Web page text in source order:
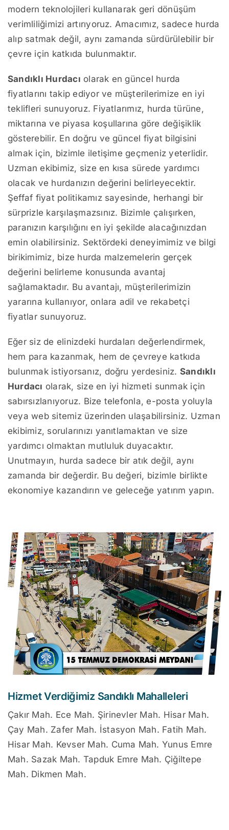
modern teknolojileri kullanarak geri dönüşüm
verimliliğimizi artırıyoruz. Amacımız, sadece hurda
alıp satmak değil, aynı zamanda sürdürülebilir bir
çevre için katkıda bulunmaktır.
Sandıklı Hurdacı olarak en güncel hurda
fiyatlarını takip ediyor ve müşterilerimize en iyi
teklifleri sunuyoruz. Fiyatlarımız, hurda türüne,
miktarına ve piyasa koşullarına göre değişiklik
gösterebilir. En doğru ve güncel fiyat bilgisini
almak için, bizimle iletişime geçmeniz yeterlidir.
Uzman ekibimiz, size en kısa sürede yardımcı
olacak ve hurdanızın değerini belirleyecektir.
Şeffaf fiyat politikamız sayesinde, herhangi bir
sürprizle karşılaşmazsınız. Bizimle çalışırken,
paranızın karşılığını en iyi şekilde alacağınızdan
emin olabilirsiniz. Sektördeki deneyimimiz ve bilgi
birikimimiz, bize hurda malzemelerin gerçek
değerini belirleme konusunda avantaj
sağlamaktadır. Bu avantajı, müşterilerimizin
yararına kullanıyor, onlara adil ve rekabetçi
fiyatlar sunuyoruz.
Eğer siz de elinizdeki hurdaları değerlendirmek,
hem para kazanmak, hem de çevreye katkıda
bulunmak istiyorsanız, doğru yerdesiniz. Sandıklı
Hurdacı olarak, size en iyi hizmeti sunmak için
sabırsızlanıyoruz. Bize telefonla, e-posta yoluyla
veya web sitemiz üzerinden ulaşabilirsiniz. Uzman
ekibimiz, sorularınızı yanıtlamaktan ve size
yardımcı olmaktan mutluluk duyacaktır.
Unutmayın, hurda sadece bir atık değil, aynı
zamanda bir değerdir. Bu değeri, bizimle birlikte
ekonomiye kazandırın ve geleceğe yatırım yapın.
Hizmet Verdiğimiz Sandıklı Mahalleleri
Çakır Mah. Ece Mah. Şirinevler Mah. Hisar Mah.
Çay Mah. Zafer Mah. İstasyon Mah. Fatih Mah.
Hisar Mah. Kevser Mah. Cuma Mah. Yunus Emre
Mah. Sazak Mah. Tapduk Emre Mah. Çiğiltepe
Mah. Dikmen Mah.